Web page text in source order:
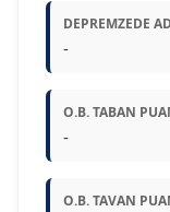
DEPREMZEDE
-
O.B. TABAN
-
O.B. TAVAN